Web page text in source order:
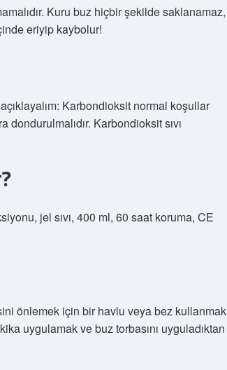
Kuru buz hiçbir şekilde saklanamaz,
eriyip kaybolur!
Karbondioksit normal koşullar
dondurulmalıdır. Karbondioksit sıvı
jel sıvı, 400 ml, 60 saat koruma, CE
önlemek için bir havlu veya bez kullanmak
uygulamak ve buz torbasını uyguladıktan